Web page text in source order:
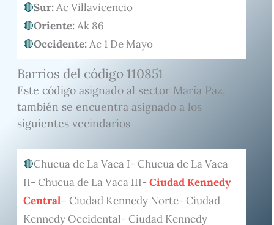
Sur:Ac Villavicencio
Oriente:Ak 86
Occidente:Ac 1 De Mayo
Barrios del código 110851
Este código asignado al sector María Paz,
también se encuentra asignado a los
siguientes vecindarios
Chucua de La Vaca I- Chucua de La Vaca
II- Chucua de La Vaca III- Ciudad Kennedy
Central– Ciudad Kennedy Norte- Ciudad
Kennedy Occidental- Ciudad Kennedy